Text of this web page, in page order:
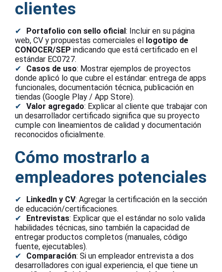
clientes
Portafolio con sello oficial: Incluir en su página
web, CV y propuestas comerciales el logotipo de
CONOCER/SEP indicando que está certificado en el
estándar EC0727.
Casos de uso: Mostrar ejemplos de proyectos
donde aplicó lo que cubre el estándar: entrega de apps
funcionales, documentación técnica, publicación en
tiendas (Google Play / App Store).
Valor agregado: Explicar al cliente que trabajar con
un desarrollador certificado significa que su proyecto
cumple con lineamientos de calidad y documentación
reconocidos oficialmente.
Cómo mostrarlo a
empleadores potenciales
LinkedIn y CV: Agregar la certificación en la sección
de educación/certificaciones.
Entrevistas: Explicar que el estándar no solo valida
habilidades técnicas, sino también la capacidad de
entregar productos completos (manuales, código
fuente, ejecutables).
Comparación: Si un empleador entrevista a dos
desarrolladores con igual experiencia, el que tiene un